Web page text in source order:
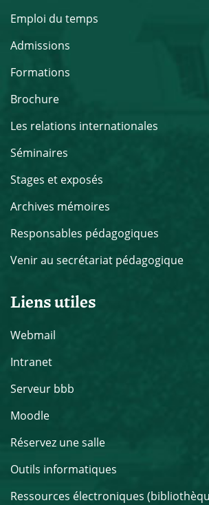
Emploi du temps
Admissions
Formations
Brochure
Les relations internationales
Séminaires
Stages et exposés
Archives mémoires
Responsables pédagogiques
Venir au secrétariat pédagogique
Liens utiles
Webmail
Intranet
Serveur bbb
Moodle
Réservez une salle
Outils informatiques
Ressources électroniques